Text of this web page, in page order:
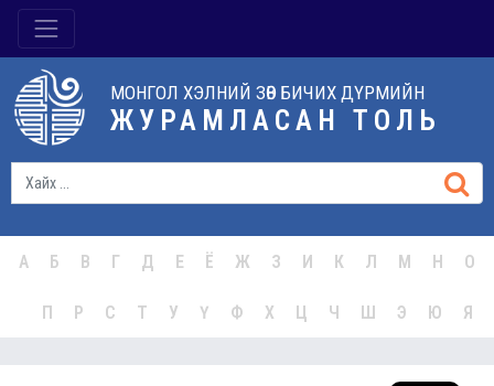
МОНГОЛ ХЭЛНИЙ ЗӨВ БИЧИХ ДҮРМИЙН
ЖУРАМЛАСАН ТОЛЬ
А Б В Г Д Е Ё Ж З И К Л М Н О
П Р С Т У Ү Ф Х Ц Ч Ш Э Ю Я